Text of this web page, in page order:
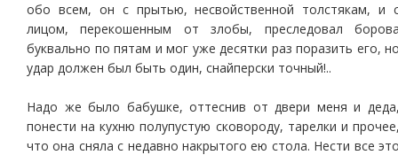
обо всем, он с прытью, несвойственной толстякам, и
лицом, перекошенным от злобы, преследовал
буквально по пятам и мог уже десятки раз поразить его,
удар должен был быть один, снайперски точный!..
Надо же было бабушке, оттеснив от двери меня и
понести на кухню полупустую сковороду, тарелки и
что она сняла с недавно накрытого ею стола. Нести все